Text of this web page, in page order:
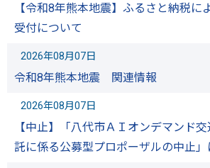
【令和8年熊本地震】ふるさと納税に
受付について
2026年08月07日
令和8年熊本地震 関連情報
2026年08月07日
【中止】「八代市ＡＩオンデマンド
託に係る公募型プロポーザルの中止」